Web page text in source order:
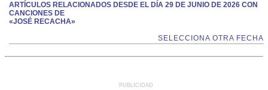
ARTÍCULOS RELACIONADOS DESDE EL DÍA 29 DE JUNIO DE 2026 CON
CANCIONES DE
«JOSÉ RECACHA»
SELECCIONA OTRA FECHA
PUBLICIDAD